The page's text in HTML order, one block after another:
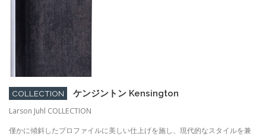
COLLECTION
ケンジントン Kensington
Larson Juhl COLLECTION
僅かに傾斜したプロファイルに美しい仕上げを施し、現代的なスタイルを兼